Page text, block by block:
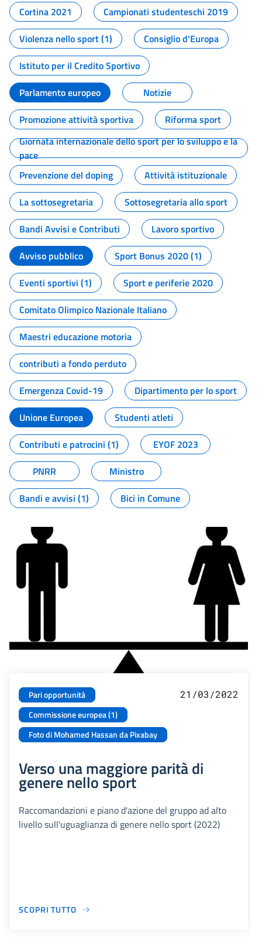
Cortina 2021
Campionati studenteschi 2019
Violenza nello sport (1)
Consiglio d'Europa
Istituto per il Credito Sportivo
Parlamento europeo
Notizie
Promozione attività sportiva
Riforma sport
Giornata internazionale dello sport per lo sviluppo e la
pace
Prevenzione del doping
Attività istituzionale
La sottosegretaria
Sottosegretaria allo sport
Bandi Avvisi e Contributi
Lavoro sportivo
Avviso pubblico
Sport Bonus 2020 (1)
Eventi sportivi (1)
Sport e periferie 2020
Comitato Olimpico Nazionale Italiano
Maestri educazione motoria
contributi a fondo perduto
Emergenza Covid-19
Dipartimento per lo sport
Unione Europea
Studenti atleti
Contributi e patrocini (1)
EYOF 2023
PNRR
Ministro
Bandi e avvisi (1)
Bici in Comune
Pari opportunità
Commissione europea (1)
Foto di Mohamed Hassan da Pixabay
21/03/2022
Verso una maggiore parità di
genere nello sport
Raccomandazioni e piano d'azione del gruppo ad alto
livello sull'uguaglianza di genere nello sport (2022)
SCOPRI TUTTO